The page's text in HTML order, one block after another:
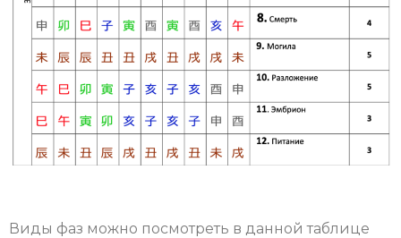
Виды фаз можно посмотреть в данной таблице